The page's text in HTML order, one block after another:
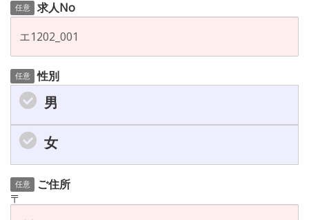
任意 求人No
任意 性別
男
女
任意
ご住所
〒